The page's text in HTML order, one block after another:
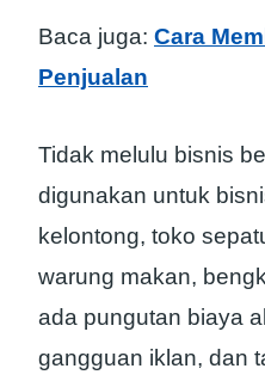
Baca juga: Cara
Penjualan
Tidak melulu bisnis
digunakan untuk
kelontong, toko
warung makan,
ada pungutan biaya
gangguan iklan, dan